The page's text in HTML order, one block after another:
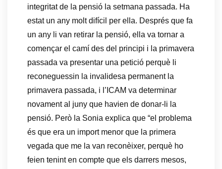
integritat de la pensió la setmana passada. Ha
estat un any molt difícil per ella. Després que fa
un any li van retirar la pensió, ella va tornar a
començar el camí des del principi i la primavera
passada va presentar una petició perquè li
reconeguessin la invalidesa permanent la
primavera passada, i l’ICAM va determinar
novament al juny que havien de donar-li la
pensió. Però la Sonia explica que “el problema
és que era un import menor que la primera
vegada que me la van reconèixer, perquè ho
feien tenint en compte que els darrers mesos,